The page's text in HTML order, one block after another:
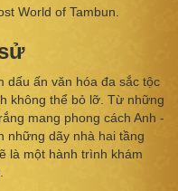
World of Tambun.
dấu ấn văn hóa đa sắc tộc
không thể bỏ lỡ. Từ những
mang phong cách Anh -
những dãy nhà hai tầng
là một hành trình khám